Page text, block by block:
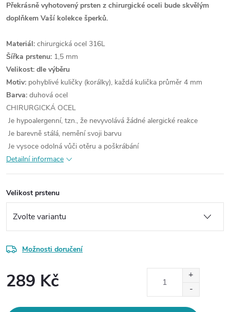
Překrásně vyhotovený prsten z chirurgické oceli bude skvělým
doplňkem Vaší kolekce šperků.
Materiál: chirurgická ocel 316L
Šířka prstenu: 1,5 mm
Velikost: dle výběru
Motiv: pohyblivé kuličky (korálky), každá kulička průměr 4 mm
Barva: duhová ocel
CHIRURGICKÁ OCEL
Je hypoalergenní, tzn., že nevyvolává žádné alergické reakce
Je barevně stálá, nemění svoji barvu
Je vysoce odolná vůči otěru a poškrábání
Detailní informace
Velikost prstenu
Možnosti doručení
289 Kč